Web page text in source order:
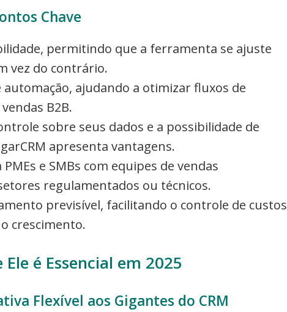
Chave
permitindo que a ferramenta se ajuste
vez do contrário.
ajudando a otimizar fluxos de
B2B.
sobre seus dados e a possibilidade de
apresenta vantagens.
e SMBs com equipes de vendas
regulamentados ou técnicos.
previsível, facilitando o controle de custos
crescimento.
é Essencial em 2025
Flexível aos Gigantes do CRM